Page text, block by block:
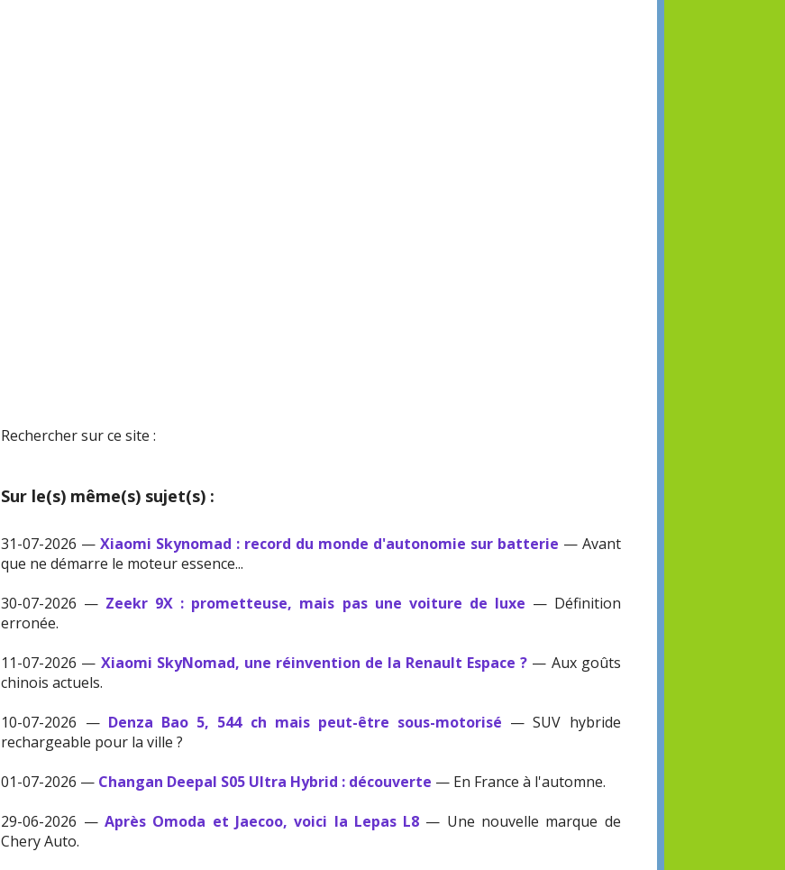
Rechercher sur ce site :
Sur le(s) même(s) sujet(s) :
31-07-2026 —Xiaomi Skynomad : record du monde d'autonomie sur batterie — Avant
que ne démarre le moteur essence...
30-07-2026 — Zeekr 9X : prometteuse, mais pas une voiture de luxe — Définition
erronée.
11-07-2026 — Xiaomi SkyNomad, une réinvention de la Renault Espace ? — Aux goûts
chinois actuels.
10-07-2026 — Denza Bao 5, 544 ch mais peut-être sous-motorisé — SUV hybride
rechargeable pour la ville ?
01-07-2026 — Changan Deepal S05 Ultra Hybrid : découverte — En France à l'automne.
29-06-2026 —Après Omoda et Jaecoo, voici la Lepas L8 — Une nouvelle marque de
Chery Auto.